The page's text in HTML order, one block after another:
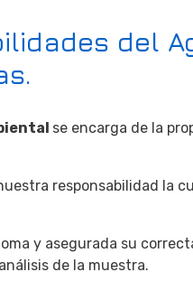
del
se encarga de la
responsabilidad la
y asegurada su
de la muestra.